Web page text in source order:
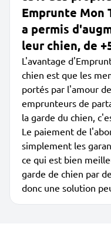
Emprunte Mon
a permis
leur chien, de
L'avantage
chien est que les
portés par l'amour
emprunteurs de
la garde du chien,
Le paiement de
simplement les
ce qui est bien
garde de chien par
donc une solution